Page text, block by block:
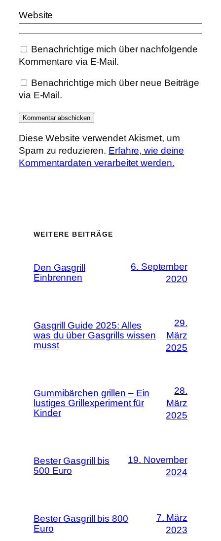
Website
Benachrichtige mich über nachfolgende
Kommentare via E-Mail.
Benachrichtige mich über neue Beiträge
via E-Mail.
Diese Website verwendet Akismet, um
Spam zu reduzieren. Erfahre, wie deine
Kommentardaten verarbeitet werden.
WEITERE BEITRÄGE
Den Gasgrill
Einbrennen
6. September
2020
Gasgrill Guide 2025: Alles
was du über Gasgrills wissen
musst
29.
März
2025
Gummibärchen grillen – Ein
lustiges Grillexperiment für
Kinder
28.
März
2025
Bester Gasgrill bis
500 Euro
19. November
2024
Bester Gasgrill bis 800
Euro
7. März
2023